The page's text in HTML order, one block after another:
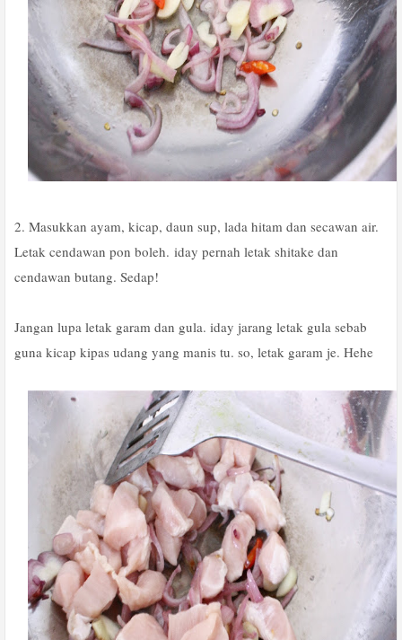
2. Masukkan ayam, kicap, daun sup, lada hitam dan secawan air.
Letak cendawan pon boleh. iday pernah letak shitake dan
cendawan butang. Sedap!
Jangan lupa letak garam dan gula. iday jarang letak gula sebab
guna kicap kipas udang yang manis tu. so, letak garam je. Hehe